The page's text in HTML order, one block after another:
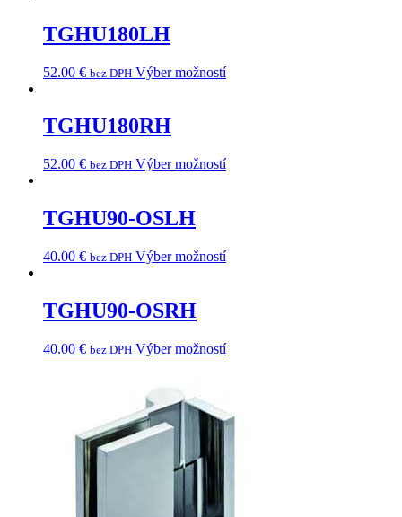
TGHU180LH
52.00 € bez DPH Výber možností
TGHU180RH
52.00 € bez DPH Výber možností
TGHU90-OSLH
40.00 € bez DPH Výber možností
TGHU90-OSRH
40.00 € bez DPH Výber možností